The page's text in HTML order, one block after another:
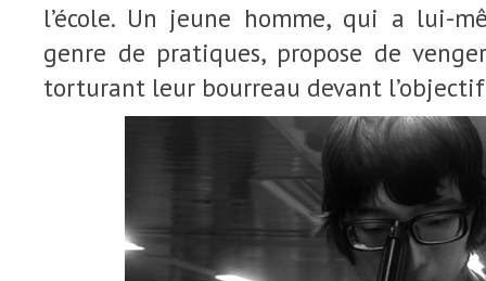
l’école. Un jeune homme, qui a lui-
genre de pratiques, propose de
torturant leur bourreau devant l’objectif